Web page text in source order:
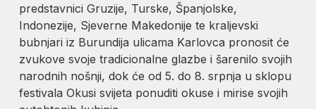
predstavnici Gruzije, Turske, Španjolske,
Indonezije, Sjeverne Makedonije te kraljevski
bubnjari iz Burundija ulicama Karlovca pronosit će
zvukove svoje tradicionalne glazbe i šarenilo svojih
narodnih nošnji, dok će od 5. do 8. srpnja u sklopu
festivala Okusi svijeta ponuditi okuse i mirise svojih